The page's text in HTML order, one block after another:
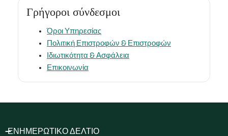
Γρήγοροι σύνδεσμοι
Όροι Υπηρεσίας
Πολιτική Επιστροφών & Επιστροφών
Ιδιωτικότητα & Ασφάλεια
Επικοινωνία
ΕΝΗΜΕΡΩΤΙΚΟ ΔΕΛΤΙΟ